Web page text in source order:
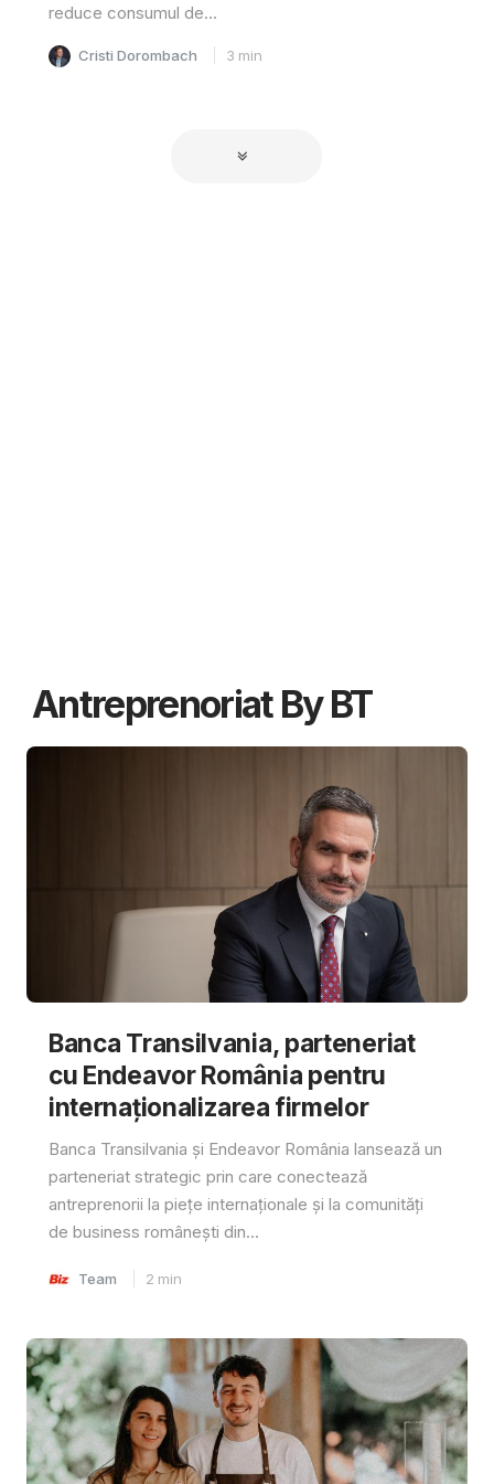
reduce consumul de...
Cristi Dorombach 3 min
Antreprenoriat By BT
Banca Transilvania, parteneriat
cu Endeavor România pentru
internaționalizarea firmelor
Banca Transilvania și Endeavor România lansează un
parteneriat strategic prin care conectează
antreprenorii la piețe internaționale și la comunități
de business românești din...
Team 2 min